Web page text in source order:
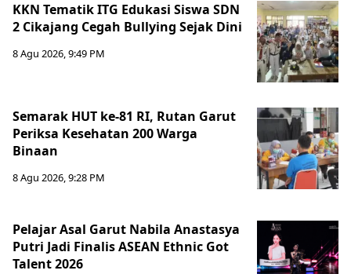
KKN Tematik ITG Edukasi Siswa SDN
2 Cikajang Cegah Bullying Sejak Dini
8 Agu 2026, 9:49 PM
Semarak HUT ke-81 RI, Rutan Garut
Periksa Kesehatan 200 Warga
Binaan
8 Agu 2026, 9:28 PM
Pelajar Asal Garut Nabila Anastasya
Putri Jadi Finalis ASEAN Ethnic Got
Talent 2026